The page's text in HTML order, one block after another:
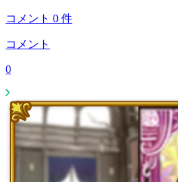
コメント 0 件
コメント
0